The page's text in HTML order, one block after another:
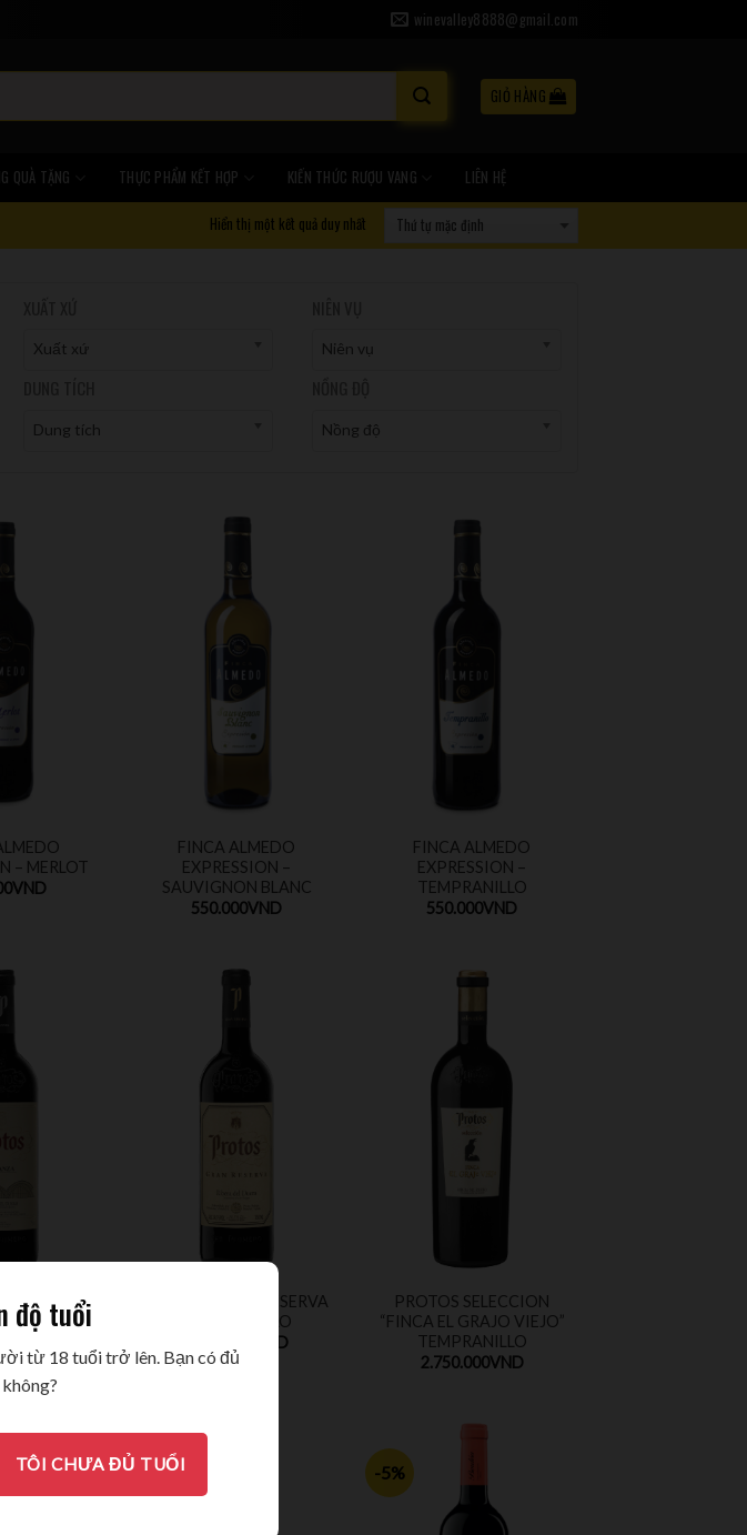
winevalley8888@gmail.com
GIỎ HÀNG
QUÀ TẶNG THỰC PHẨM KẾT HỢP KIẾN THỨC RƯỢU VANG LIÊN HỆ
Hiển thị một kết quả duy nhất
Xuất xứ Niên vụ
Dung tích Nồng độ
– MERLOT
VND
FINCA ALMEDO
EXPRESSION –
SAUVIGNON BLANC
550.000VND
FINCA ALMEDO
EXPRESSION –
TEMPRANILLO
550.000VND
PROTOS GRAN RESERVA
TEMPRANILLO
VND
PROTOS SELECCION
“FINCA EL GRAJO VIEJO”
TEMPRANILLO
2.750.000VND
-5% -5%
độ tuổi
từ 18 tuổi trở lên. Bạn có đủ
TÔI CHƯA ĐỦ TUỔI